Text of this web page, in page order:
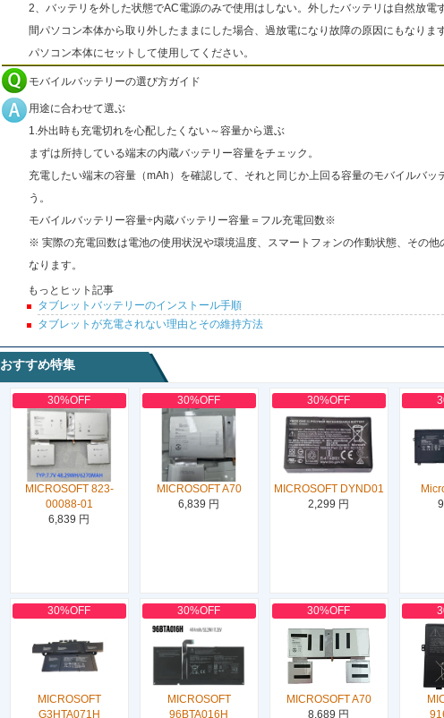
2、バッテリを外した状態でAC電源のみで使用はしない。外したバッテリは自然放電
間パソコン本体から取り外したままにした場合、過放電になり故障の原因にもなりま
パソコン本体にセットして使用してください。
モバイルバッテリーの選び方ガイド
用途に合わせて選ぶ
1.外出時も充電切れを心配したくない～容量から選ぶ
まずは所持している端末の内蔵バッテリー容量をチェック。
充電したい端末の容量（mAh）を確認して、それと同じか上回る容量のモバイルバッ
う。
モバイルバッテリー容量÷内蔵バッテリー容量＝フル充電回数※
※ 実際の充電回数は電池の使用状況や環境温度、スマートフォンの作動状態、その他
なります。
もっとヒット記事
タブレットバッテリーのインストール手順
タブレットが充電されない理由とその維持方法
おすすめ特集
30%OFF
MICROSOFT 823-
00088-01
6,839 円
30%OFF
MICROSOFT A70
6,839 円
30%OFF
MICROSOFT DYND01
2,299 円
30%OFF
MICROSOFT
G3HTA071H
30%OFF
MICROSOFT
96BTA016H
30%OFF
MICROSOFT A70
8,689 円